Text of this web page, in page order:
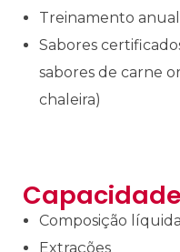
Treinamento
Sabores
sabores de carne
chaleira)
Composição líquida
Extrações